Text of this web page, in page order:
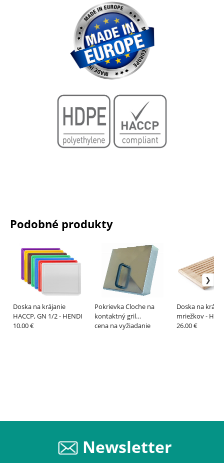
Podobné produkty
Doska na krájanie
HACCP, GN 1/2 - HENDI
10.00 €
Pokrievka Cloche na
kontaktný gril
FlashGRILL – ZERNIKE
cena na vyžiadanie
Doska na
mriežkov -
26.00 €
Newsletter